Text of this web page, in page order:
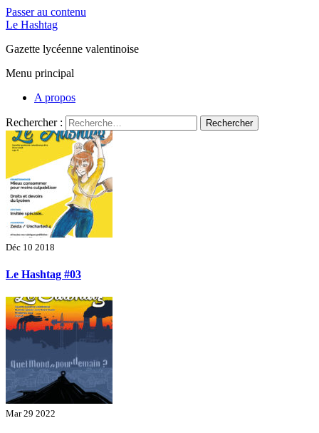
Passer au contenu
Le Hashtag
Gazette lycéenne valentinoise
Menu principal
A propos
Rechercher :
Déc 10 2018
Le Hashtag #03
Mar 29 2022